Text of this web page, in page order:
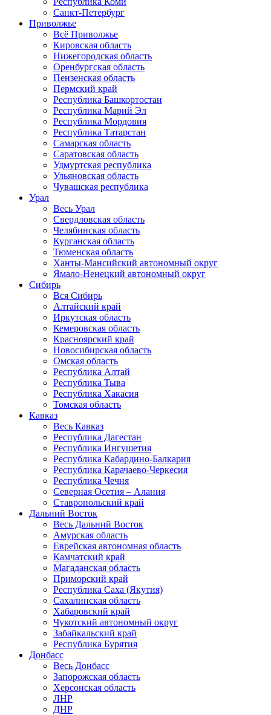
Санкт-Петербург
Приволжье
Всё Приволжье
Кировская область
Нижегородская область
Оренбургская область
Пензенская область
Пермский край
Республика Башкортостан
Республика Марий Эл
Республика Мордовия
Республика Татарстан
Самарская область
Саратовская область
Удмуртская республика
Ульяновская область
Чувашская республика
Урал
Весь Урал
Свердловская область
Челябинская область
Курганская область
Тюменская область
Ханты-Мансийский автономный округ
Ямало-Ненецкий автономный округ
Сибирь
Вся Сибирь
Алтайский край
Иркутская область
Кемеровская область
Красноярский край
Новосибирская область
Омская область
Республика Алтай
Республика Тыва
Республика Хакасия
Томская область
Кавказ
Весь Кавказ
Республика Дагестан
Республика Ингушетия
Республика Кабардино-Балкария
Республика Карачаево-Черкесия
Республика Чечня
Северная Осетия – Алания
Ставропольский край
Дальний Восток
Весь Дальний Восток
Амурская область
Еврейская автономная область
Камчатский край
Магаданская область
Приморский край
Республика Саха (Якутия)
Сахалинская область
Хабаровский край
Чукотский автономный округ
Забайкальский край
Республика Бурятия
Донбасс
Весь Донбасс
Запорожская область
Херсонская область
ЛНР
ДНР